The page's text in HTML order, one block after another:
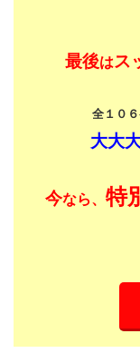
最後はス
全１０
大大
今なら、 特